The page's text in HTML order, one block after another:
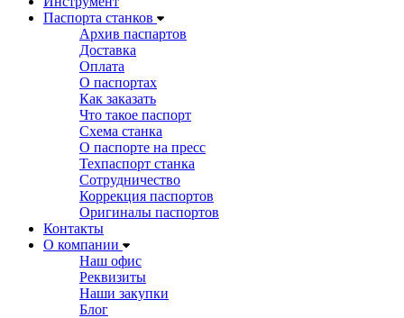
Паспорта станков
Архив паспартов
Доставка
Оплата
О паспортах
Как заказать
Что такое паспорт
Схема станка
О паспорте на пресс
Техпаспорт станка
Сотрудничество
Коррекция паспортов
Оригиналы паспортов
Контакты
О компании
Наш офис
Реквизиты
Наши закупки
Блог